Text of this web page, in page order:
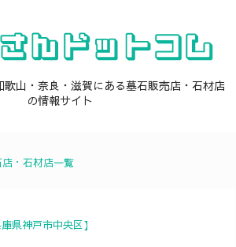
山・奈良・滋賀にある墓石販売店・石材店
の情報サイト
・石材店一覧
県神戸市中央区】